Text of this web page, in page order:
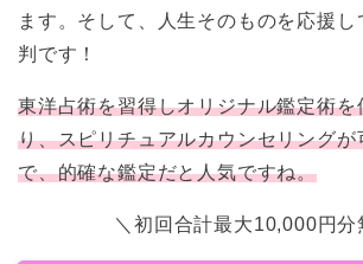
ます。そして、人生そのものを応援し
判です！
東洋占術を習得しオリジナル鑑定術を
り、スピリチュアルカウンセリングが
で、的確な鑑定だと人気ですね。
＼初回合計最大10,000円分